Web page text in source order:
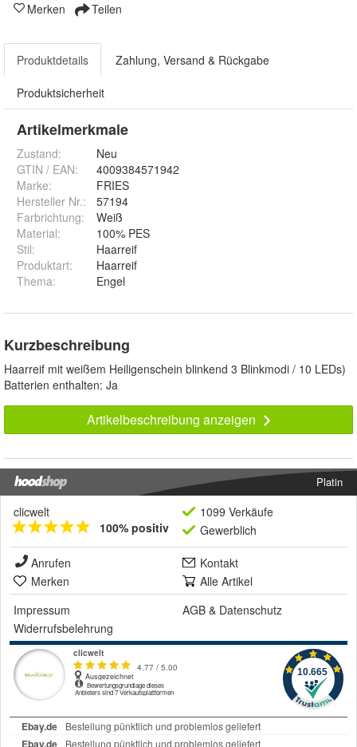
Merken Teilen
Produktdetails Zahlung, Versand & Rückgabe
Produktsicherheit
Artikelmerkmale
Zustand:
Neu
GTIN / EAN:
4009384571942
Marke:
FRIES
Hersteller Nr.:
57194
Farbrichtung:
Weiß
Material:
100% PES
Stil:
Haarreif
Produktart:
Haarreif
Thema: Engel
Kurzbeschreibung
Haarreif mit weißem Heiligenschein blinkend 3 Blinkmodi / 10 LEDs)
Batterien enthalten: Ja
Artikelbeschreibung anzeigen
Platin
clicwelt
100% positiv
1099 Verkäufe
Gewerblich
Anrufen
Kontakt
Merken
Alle Artikel
Impressum
AGB & Datenschutz
Widerrufsbelehrung